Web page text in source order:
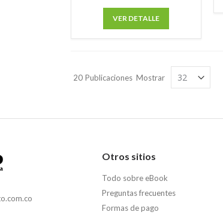
VER DETALLE
20 Publicaciones Mostrar
Otros sitios
Todo sobre eBook
Preguntas frecuentes
Formas de pago